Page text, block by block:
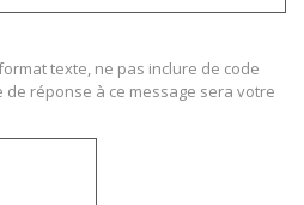
texte, ne pas inclure de code
de réponse à ce message sera votre